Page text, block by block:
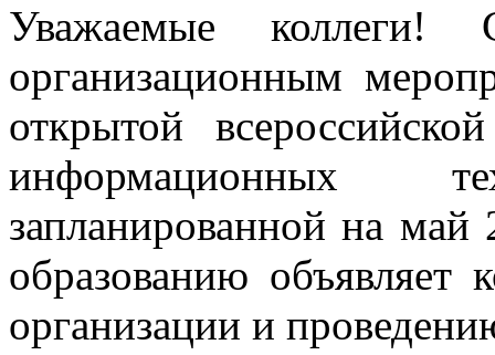
Уважаемые
организационным
открытой
информационных
запланированной на
образованию объявляет
организации и